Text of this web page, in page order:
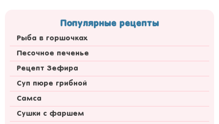
Популярные рецепты
Рыба в горшочках
Песочное печенье
Рецепт Зефира
Суп пюре грибной
Самса
Сушки с фаршем